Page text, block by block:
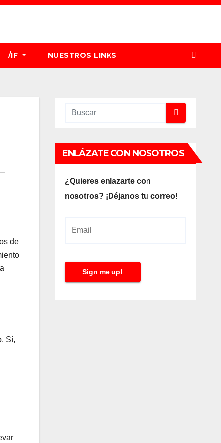
/IF NUESTROS LINKS
de
Sí,
ENLÁZATE CON NOSOTROS
¿Quieres enlazarte con
nosotros? ¡Déjanos tu correo!
l
Sign me up!